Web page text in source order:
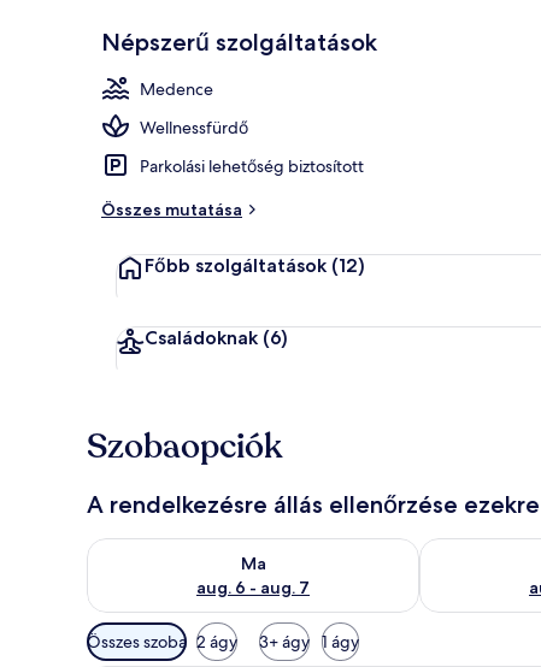
Népszerű szolgáltatások
Medence
Wellnessfürdő
Parkolási lehetőség biztosított
Összes mutatása
Főbb szolgáltatások (12)
Családoknak (6)
Szobaopciók
A rendelkezésre állás ellenőrzése
Ma
aug. 6 - aug. 7
A ma esti rendelkezésre állás ellenőrzése: aug. 6 -
A holnapi
Szobákhoz
rendelkezésre
Összes szoba 2 ágy 3+ ágy 1 ágy